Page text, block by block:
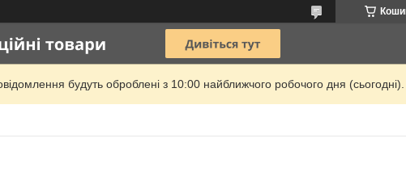
будуть оброблені з 10:00 найближчого робочого дня (сьогодні).